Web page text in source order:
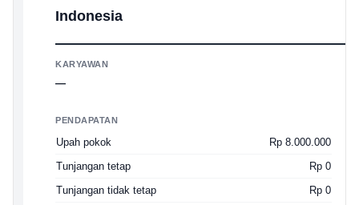
Indonesia
KARYAWAN
—
PENDAPATAN
Upah pokok
Rp 8.000.000
Tunjangan tetap
Rp 0
Tunjangan tidak tetap
Rp 0